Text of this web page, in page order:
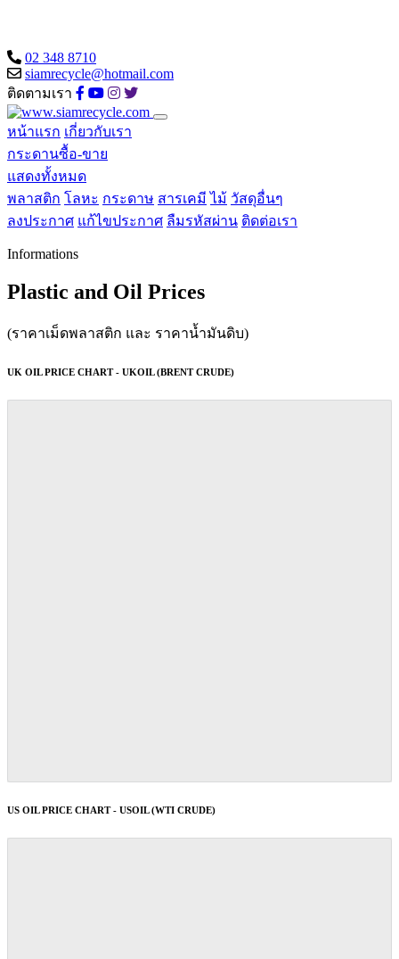
02 348 8710
siamrecycle@hotmail.com
ติดตามเรา
หน้าแรก เกี่ยวกับเรา
กระดานซื้อ-ขาย
แสดงทั้งหมด
พลาสติก โลหะ กระดาษ สารเคมี ไม้ วัสดุอื่นๆ
ลงประกาศ แก้ไขประกาศ ลืมรหัสผ่าน ติดต่อเรา
Informations
Plastic and Oil Prices
(ราคาเม็ดพลาสติก และ ราคาน้ำมันดิบ)
UK OIL PRICE CHART - UKOIL (BRENT CRUDE)
US OIL PRICE CHART - USOIL (WTI CRUDE)